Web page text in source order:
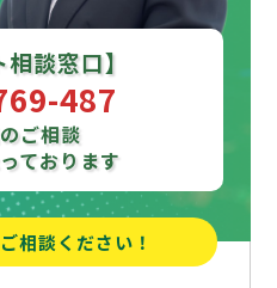
相談窓口】
487
ご相談
ております
相談ください！